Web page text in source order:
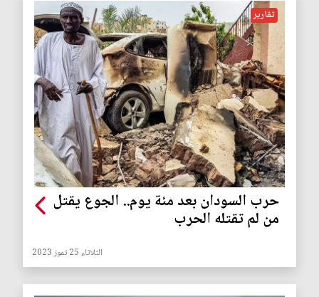
تقارير
حرب السودان بعد مئة يوم.. الجوع يقتل
من لم تقتله الحرب
الثلاثاء 25 تموز 2023